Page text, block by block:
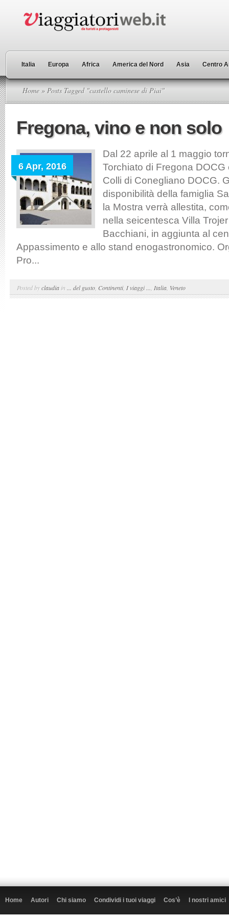
Italia Europa Africa America del Nord Asia Centro
Home » Posts Tagged "castello caminese di Piai"
Fregona, vino e non solo
6 Apr, 2016
Dal 22 aprile al 1 maggio
Torchiato di Fregona DOCG
Colli di Conegliano DOCG.
disponibilità della famiglia
la Mostra verrà allestita,
nella seicentesca Villa
Bacchiani, in aggiunta al
Appassimento e allo stand enogastronomico.
Pro...
Posted byclaudia in ... del gusto Continenti, I viaggi ... Italia Veneto
Home Autori Chi siamo Condividi i tuoi viaggi Cos’è I nostri amici